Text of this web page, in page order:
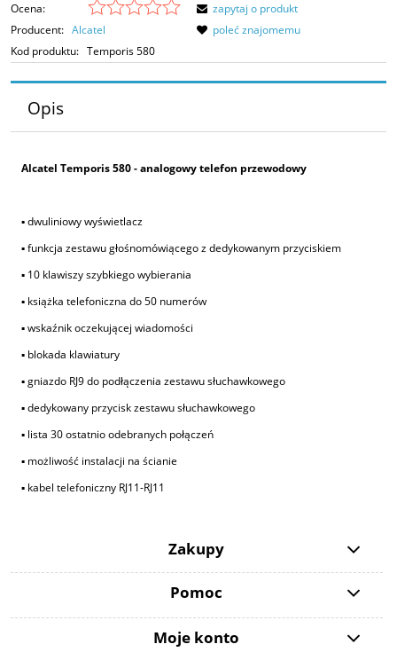
Ocena:
Producent: Alcatel
Kod produktu: Temporis 580
zapytaj o produkt
poleć znajomemu
Opis
Alcatel Temporis 580 - analogowy telefon przewodowy
▪ dwuliniowy wyświetlacz
▪ funkcja zestawu głośnomówiącego z dedykowanym przyciskiem
▪ 10 klawiszy szybkiego wybierania
▪ książka telefoniczna do 50 numerów
▪ wskaźnik oczekującej wiadomości
▪ blokada klawiatury
▪ gniazdo RJ9 do podłączenia zestawu słuchawkowego
▪ dedykowany przycisk zestawu słuchawkowego
▪ lista 30 ostatnio odebranych połączeń
▪ możliwość instalacji na ścianie
▪ kabel telefoniczny RJ11-RJ11
Zakupy
Pomoc
Moje konto